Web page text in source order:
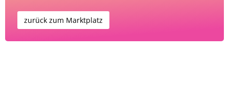
zurück zum Marktplatz